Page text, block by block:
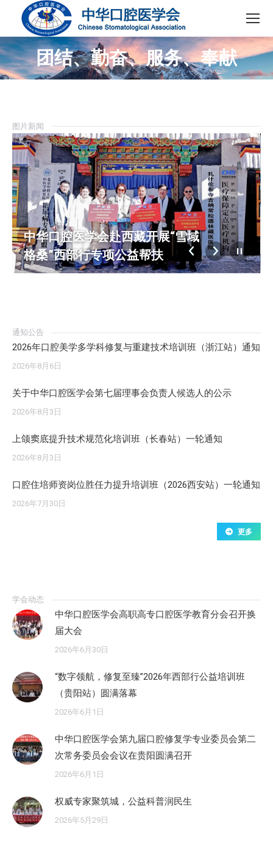
团结、勤奋、服务、奉献
图片新闻
一步一步做好前牙美学微创修复
培训班在石家庄召开
通知公告
2026年口腔美学多学科修复与重建技术培训班（浙江站）通知
2026年8月6日
关于中华口腔医学会第七届理事会负责人候选人的公示
2026年8月3日
上颌窦底提升技术规范化培训班（长春站）一轮通知
2026年8月3日
口腔住培师资岗位胜任力提升培训班（2026西安站）一轮通知
2026年7月30日
更多
学会动态
中华口腔医学会高职高专口腔医学教育分会召开换
届大会
2026年6月30日
“数字领航，修复至臻”2026年西部行公益培训班
（贵阳站）圆满落幕
2026年6月1日
中华口腔医学会第九届口腔修复学专业委员会第二
次常务委员会会议在贵阳圆满召开
2026年6月1日
权威专家聚筑城，公益科普润民生
2026年5月29日